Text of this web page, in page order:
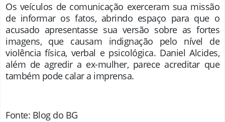
Os veículos de comunicação exerceram sua missão
de informar os fatos, abrindo espaço para que o
acusado apresentasse sua versão sobre as fortes
imagens, que causam indignação pelo nível de
violência física, verbal e psicológica. Daniel Alcides,
além de agredir a ex-mulher, parece acreditar que
também pode calar a imprensa.
Fonte: Blog do BG